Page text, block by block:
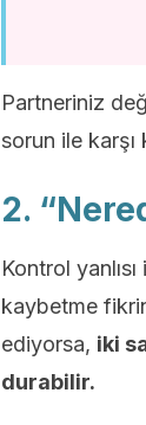
Partneriniz
sorun ile karşı
2.
Kontrol
kaybetme
ediyorsa, iki
durabilir.